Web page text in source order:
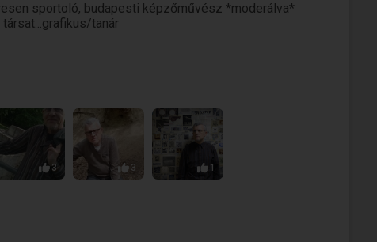
sportoló, budapesti képzőművész *moderálva*
tanár
3 3 1